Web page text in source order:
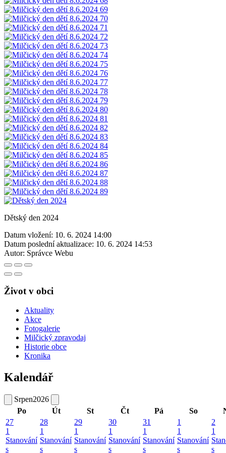
Dětský den 2024
Datum vložení: 10. 6. 2024 14:00
Datum poslední aktualizace: 10. 6. 2024 14:53
Autor: Správce Webu
Život v obci
Aktuality
Akce
Fotogalerie
Milčický zpravodaj
Historie obce
Kronika
Kalendář
Srpen2026
Po
Út St Čt Pá So
27
1
Stanování
s
28
1
Stanování
s
29
1
Stanování
s
30
1
Stanování
s
31
1
Stanování
s
1
1
Stanování
s
2
1
s